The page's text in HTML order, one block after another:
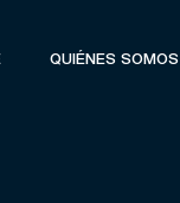
QUIÉNES SOMOS